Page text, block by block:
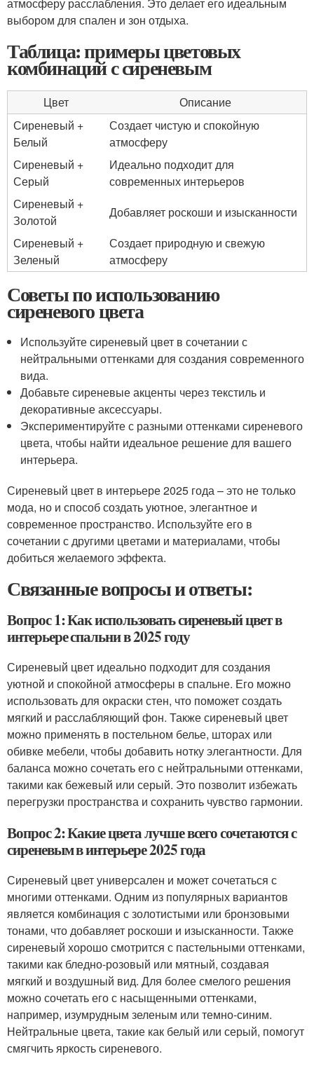
выбором для спален и зон отдыха.
Таблица: примеры цветовых
комбинаций с сиреневым
Цвет
Описание
Сиреневый +
Белый
Создает чистую и спокойную
атмосферу
Сиреневый +
Серый
Идеально подходит для
современных интерьеров
Сиреневый +
Золотой
Добавляет роскоши и изысканности
Сиреневый +
Зеленый
Создает природную и свежую
атмосферу
Советы по использованию
сиреневого цвета
Используйте сиреневый цвет в сочетании с
нейтральными оттенками для создания современного
вида.
Добавьте сиреневые акценты через текстиль и
декоративные аксессуары.
Экспериментируйте с разными оттенками сиреневого
цвета, чтобы найти идеальное решение для вашего
интерьера.
Сиреневый цвет в интерьере 2025 года – это не только
мода, но и способ создать уютное, элегантное и
современное пространство. Используйте его в
сочетании с другими цветами и материалами, чтобы
добиться желаемого эффекта.
Связанные вопросы и ответы:
Вопрос 1: Как использовать сиреневый цвет в
интерьере спальни в 2025 году
Сиреневый цвет идеально подходит для создания
уютной и спокойной атмосферы в спальне. Его можно
использовать для окраски стен, что поможет создать
мягкий и расслабляющий фон. Также сиреневый цвет
можно применять в постельном белье, шторах или
обивке мебели, чтобы добавить нотку элегантности. Для
баланса можно сочетать его с нейтральными оттенками,
такими как бежевый или серый. Это позволит избежать
перегрузки пространства и сохранить чувство гармонии.
Вопрос 2: Какие цвета лучше всего сочетаются с
сиреневым в интерьере 2025 года
Сиреневый цвет универсален и может сочетаться с
многими оттенками. Одним из популярных вариантов
является комбинация с золотистыми или бронзовыми
тонами, что добавляет роскоши и изысканности. Также
сиреневый хорошо смотрится с пастельными оттенками,
такими как бледно-розовый или мятный, создавая
мягкий и воздушный вид. Для более смелого решения
можно сочетать его с насыщенными оттенками,
например, изумрудным зеленым или темно-синим.
Нейтральные цвета, такие как белый или серый, помогут
смягчить яркость сиреневого.